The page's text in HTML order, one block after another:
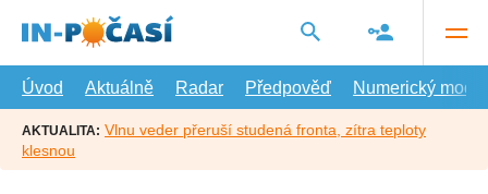
hlavní
Úvod
Aktuálně Radar Předpověď Numerický model
AKTUALITA: Vlnu veder přeruší studená fronta, zítra teploty
klesnou